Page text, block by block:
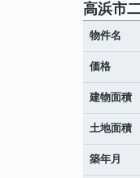
高浜市
物件名
価格
建物面積
土地面積
築年月